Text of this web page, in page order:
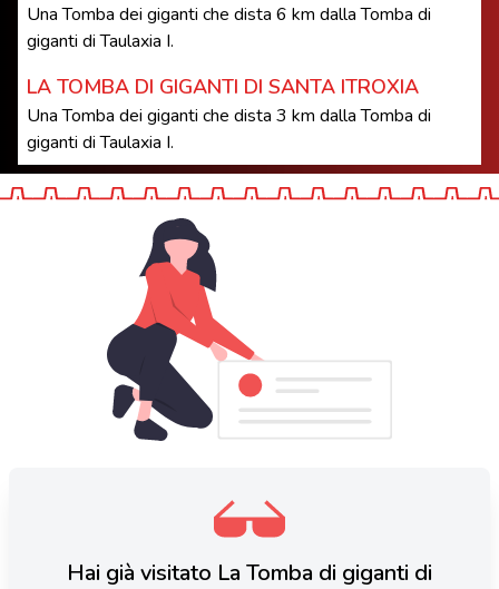
Una Tomba dei giganti che dista 6 km dalla Tomba di
giganti di Taulaxia I.
LA TOMBA DI GIGANTI DI SANTA ITROXIA
Una Tomba dei giganti che dista 3 km dalla Tomba di
giganti di Taulaxia I.
Hai già visitato La Tomba di giganti di